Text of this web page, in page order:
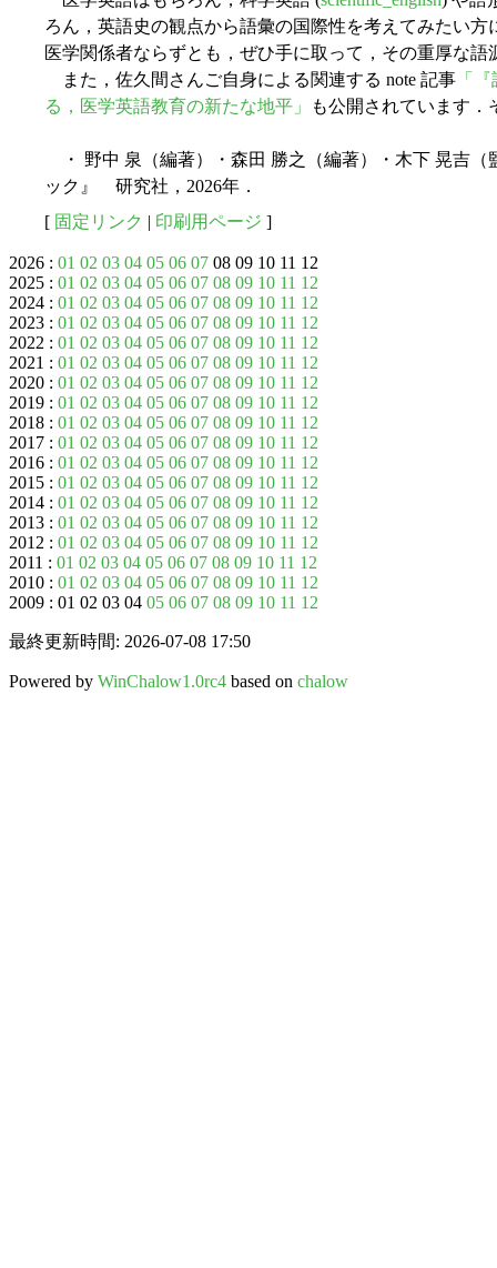
ろん，英語史の観点から語彙の国際性を考えてみたい
医学関係者ならずとも，ぜひ手に取って，その重厚な
また，佐久間さんご自身による関連する note 記事 「
る，医学英語教育の新たな地平」
も公開されています
・ 野中 泉（編著）・森田 勝之（編著）・木下 晃吉
ック』 研究社，2026年．
[ 固定リンク | 印刷用ページ ]
2026 : 01 02 03 04 05 06 07 08 09 10 11 12
2025 : 01 02 03 04 05 06 07 08 09 10 11 12
2024 : 01 02 03 04 05 06 07 08 09 10 11 12
2023 : 01 02 03 04 05 06 07 08 09 10 11 12
2022 : 01 02 03 04 05 06 07 08 09 10 11 12
2021 : 01 02 03 04 05 06 07 08 09 10 11 12
2020 : 01 02 03 04 05 06 07 08 09 10 11 12
2019 : 01 02 03 04 05 06 07 08 09 10 11 12
2018 : 01 02 03 04 05 06 07 08 09 10 11 12
2017 : 01 02 03 04 05 06 07 08 09 10 11 12
2016 : 01 02 03 04 05 06 07 08 09 10 11 12
2015 : 01 02 03 04 05 06 07 08 09 10 11 12
2014 : 01 02 03 04 05 06 07 08 09 10 11 12
2013 : 01 02 03 04 05 06 07 08 09 10 11 12
2012 : 01 02 03 04 05 06 07 08 09 10 11 12
2011 : 01 02 03 04 05 06 07 08 09 10 11 12
2010 : 01 02 03 04 05 06 07 08 09 10 11 12
2009 : 01 02 03 04 05 06 07 08 09 10 11 12
最終更新時間: 2026-07-08 17:50
Powered by WinChalow1.0rc4 based on chalow